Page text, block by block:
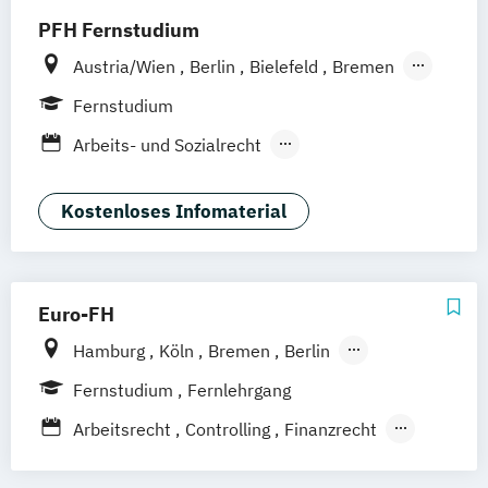
PFH Fernstudium
Austria/Wien Berlin Bielefeld
Bremen
Dortmund
Hamburg Hannover
Kaiserslautern/Kusel Kiel Leipzig
Ludwigshafen/Diez München
Online-Fernstudium Regensburg Stade
Stuttgart Köln
Offenbach bei Frankfurt am Main
Schwarzheide/Oberspreewald-Lausitz bei
Fernstudium
Arbeits- und Sozialrecht
Unternehmensrecht Wirtschaftsrecht
Kostenloses Infomaterial
Euro-FH
Hamburg Köln Bremen
Berlin
Göttingen
Frankfurt am Main
Fernstudium
Fernlehrgang
Arbeitsrecht
Controlling
Finanzrecht